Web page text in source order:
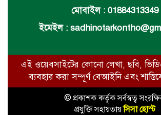
মোবাইল : 01884313349
ইমেইল :
এই ওয়েবসাইটের কোনো লেখা, ছবি,
ব্যবহার করা সম্পূর্ণ বেআইনি এবং
© প্রকাশক কর্তৃক সর্বস্বত্ব
প্রযুক্তি সহায়তায়সিসা হোস্ট